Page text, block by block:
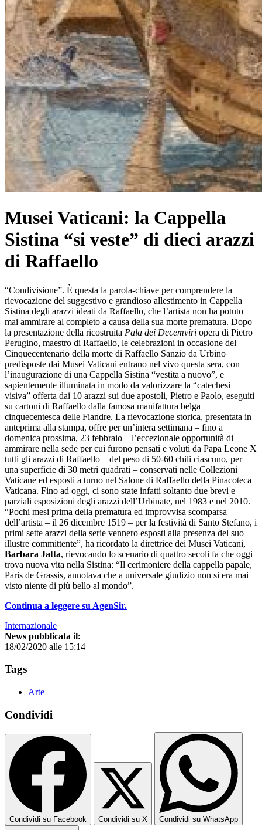
Musei Vaticani: la Cappella
Sistina “si veste” di dieci arazzi
di Raffaello
“Condivisione”. È questa la parola-chiave per comprendere la
rievocazione del suggestivo e grandioso allestimento in Cappella
Sistina degli arazzi ideati da Raffaello, che l’artista non ha potuto
mai ammirare al completo a causa della sua morte prematura. Dopo
la presentazione della ricostruita Pala dei Decemviri opera di Pietro
Perugino, maestro di Raffaello, le celebrazioni in occasione del
Cinquecentenario della morte di Raffaello Sanzio da Urbino
predisposte dai Musei Vaticani entrano nel vivo questa sera, con
l’inaugurazione di una Cappella Sistina “vestita a nuovo”, e
sapientemente illuminata in modo da valorizzare la “catechesi
visiva” offerta dai 10 arazzi sui due apostoli, Pietro e Paolo, eseguiti
su cartoni di Raffaello dalla famosa manifattura belga
cinquecentesca delle Fiandre. La rievocazione storica, presentata in
anteprima alla stampa, offre per un’intera settimana – fino a
domenica prossima, 23 febbraio – l’eccezionale opportunità di
ammirare nella sede per cui furono pensati e voluti da Papa Leone X
tutti gli arazzi di Raffaello – del peso di 50-60 chili ciascuno, per
una superficie di 30 metri quadrati – conservati nelle Collezioni
Vaticane ed esposti a turno nel Salone di Raffaello della Pinacoteca
Vaticana. Fino ad oggi, ci sono state infatti soltanto due brevi e
parziali esposizioni degli arazzi dell’Urbinate, nel 1983 e nel 2010.
“Pochi mesi prima della prematura ed improvvisa scomparsa
dell’artista – il 26 dicembre 1519 – per la festività di Santo Stefano, i
primi sette arazzi della serie vennero esposti alla presenza del suo
illustre committente”, ha ricordato la direttrice dei Musei Vaticani,
Barbara Jatta, rievocando lo scenario di quattro secoli fa che oggi
trova nuova vita nella Sistina: “Il cerimoniere della cappella papale,
Paris de Grassis, annotava che a universale giudizio non si era mai
visto niente di più bello al mondo”.
Continua a leggere su AgenSir.
Internazionale
News pubblicata il:
18/02/2020 alle 15:14
Tags
Arte
Condividi
Condividi su Facebook Condividi su X Condividi su WhatsApp